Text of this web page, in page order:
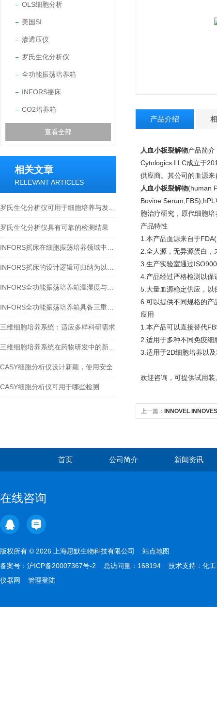
OLS细胞分析
美国SI
渗透压仪
罗氏生化分析仪
全功能振荡培养箱
INFORS摇床
CO2培养箱
查看全部
相关文章
RELEVANT ARTICLES
罗氏生化分析仪具有可靠的检测结果
三维细胞培养系统：适应多样科研需求
CASY细胞分析仪设计新颖，使用安全
CASY细胞分析仪可用于哪些检测
产品介绍
人血小板裂解物产品简介
Cytologics LLC成立于
供应商。其公司的血源
人血小板裂解物(human
Bovine
胞治疗研究，原代细胞
产品特性
1.本产品血源来自于
2.全人源，无异源蛋白
3.生产实验室通过
4.产品经过严格检测以
5.大量血源稳定供应，
6.可以提供不同规格的
应用
1.本产品可以直接替代
2.适用于多种不同免疫
3.适用于2D细胞培养以
欢迎咨询，可提供试用装
上一篇： INNOVEL
首页 公司简介 新闻资讯
在线咨询
版权所有 © 2026 上海思默生物科技有限公司 站点地图
备案号： 沪ICP备20007367号-2 总访问量：168194 技术支持： 化工
仪器网
管理登陆